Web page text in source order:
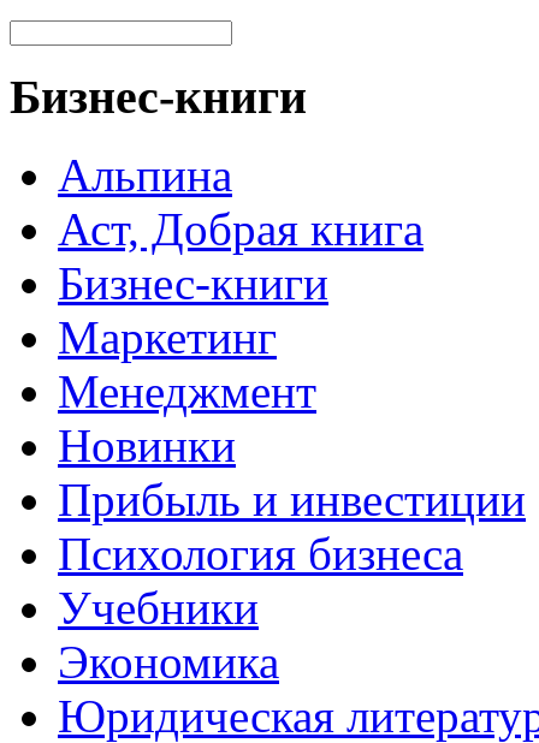
Бизнес-книги
Альпина
Аст, Добрая книга
Бизнес-книги
Маркетинг
Менеджмент
Новинки
Прибыль и инвестиции
Психология бизнеса
Учебники
Экономика
Юридическая